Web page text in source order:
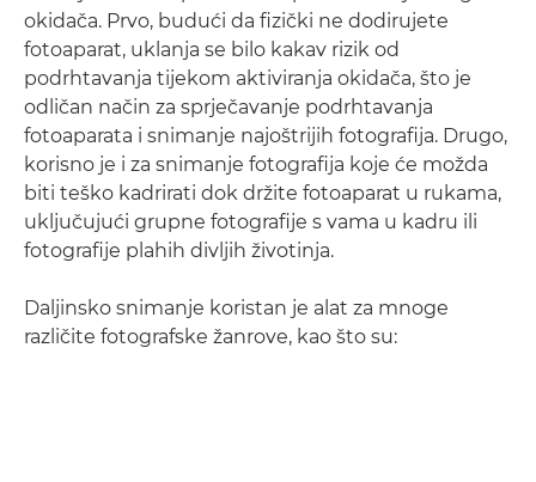
okidača. Prvo, budući da fizički ne dodirujete
fotoaparat, uklanja se bilo kakav rizik od
podrhtavanja tijekom aktiviranja okidača, što je
odličan način za sprječavanje podrhtavanja
fotoaparata i snimanje najoštrijih fotografija. Drugo,
korisno je i za snimanje fotografija koje će možda
biti teško kadrirati dok držite fotoaparat u rukama,
uključujući grupne fotografije s vama u kadru ili
fotografije plahih divljih životinja.
Daljinsko snimanje koristan je alat za mnoge
različite fotografske žanrove, kao što su: